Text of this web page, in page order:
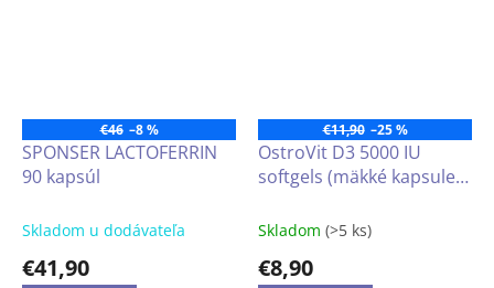
€46 –8 %
SPONSER LACTOFERRIN
90 kapsúl
Skladom u dodávateľa
€41,90
€11,90 –25 %
OstroVit D3 5000 IU
softgels (mäkké kapsule),
Skladom (>5 ks)
€8,90